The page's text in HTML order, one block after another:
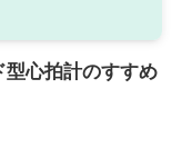
心拍計のすすめ